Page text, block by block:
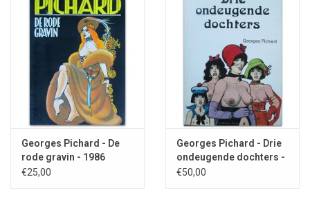
Georges Pichard - De
rode gravin - 1986
€25,00
Georges Pichard - Drie
ondeugende dochters -
1983
€50,00